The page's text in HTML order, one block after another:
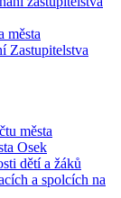
města
Zastupitelstva
města
Osek
dětí a žáků
a spolcích na